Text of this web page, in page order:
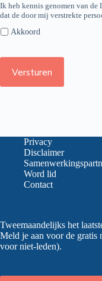
Ik heb kennis genomen van de
dat de door mij verstrekte
Akkoord
Versturen
Privacy
Disclaimer
Word lid
Contact
Tweemaandelijks het
Meld je aan voor de
voor niet-leden).